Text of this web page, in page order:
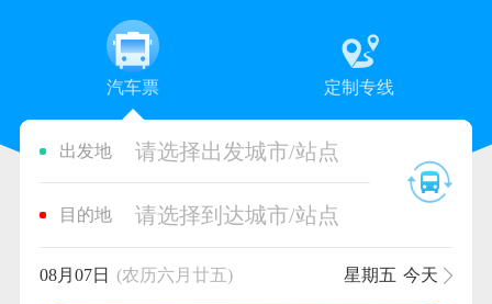
汽车票 定制专线
出发地 请选择出发城市/站点
目的地 请选择到达城市/站点
08月07日 (农历六月廿五) 星期五 今天